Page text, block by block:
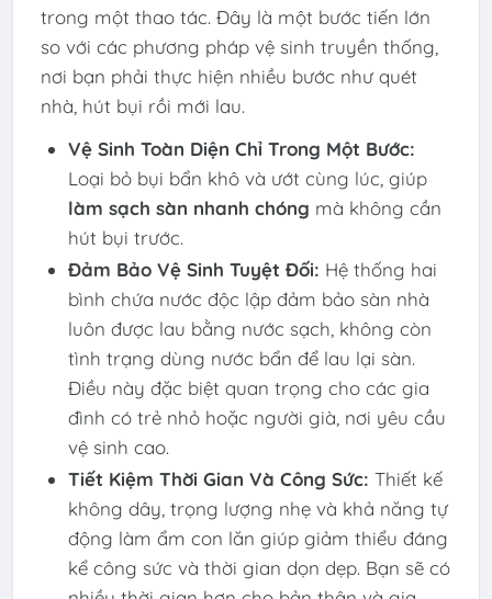
trong một thao tác. Đây là một bước tiến lớn
so với các phương pháp vệ sinh truyền thống,
nơi bạn phải thực hiện nhiều bước như quét
nhà, hút bụi rồi mới lau.
Vệ Sinh Toàn Diện Chỉ Trong Một Bước:
Loại bỏ bụi bẩn khô và ướt cùng lúc, giúp
làm sạch sàn nhanh chóng mà không cần
hút bụi trước.
Đảm Bảo Vệ Sinh Tuyệt Đối: Hệ thống hai
bình chứa nước độc lập đảm bảo sàn nhà
luôn được lau bằng nước sạch, không còn
tình trạng dùng nước bẩn để lau lại sàn.
Điều này đặc biệt quan trọng cho các gia
đình có trẻ nhỏ hoặc người già, nơi yêu cầu
vệ sinh cao.
Tiết Kiệm Thời Gian Và Công Sức: Thiết kế
không dây, trọng lượng nhẹ và khả năng tự
động làm ẩm con lăn giúp giảm thiểu đáng
kể công sức và thời gian dọn dẹp. Bạn sẽ có